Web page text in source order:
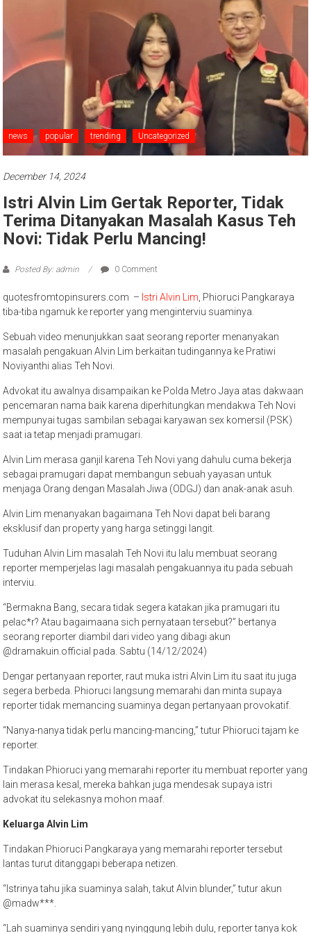
news popular trending Uncategorized
December 14, 2024
Istri Alvin Lim Gertak Reporter, Tidak
Terima Ditanyakan Masalah Kasus Teh
Novi: Tidak Perlu Mancing!
Posted By: admin 0 Comment
quotesfromtopinsurers.com – Istri Alvin Lim , Phioruci Pangkaraya
tiba-tiba ngamuk ke reporter yang menginterviu suaminya.
Sebuah video menunjukkan saat seorang reporter menanyakan
masalah pengakuan Alvin Lim berkaitan tudingannya ke Pratiwi
Noviyanthi alias Teh Novi.
Advokat itu awalnya disampaikan ke Polda Metro Jaya atas dakwaan
pencemaran nama baik karena diperhitungkan mendakwa Teh Novi
mempunyai tugas sambilan sebagai karyawan sex komersil (PSK)
saat ia tetap menjadi pramugari.
Alvin Lim merasa ganjil karena Teh Novi yang dahulu cuma bekerja
sebagai pramugari dapat membangun sebuah yayasan untuk
menjaga Orang dengan Masalah Jiwa (ODGJ) dan anak-anak asuh.
Alvin Lim menanyakan bagaimana Teh Novi dapat beli barang
eksklusif dan property yang harga setinggi langit.
Tuduhan Alvin Lim masalah Teh Novi itu lalu membuat seorang
reporter memperjelas lagi masalah pengakuannya itu pada sebuah
interviu.
“Bermakna Bang, secara tidak segera katakan jika pramugari itu
pelac*r? Atau bagaimaana sich pernyataan tersebut?” bertanya
seorang reporter diambil dari video yang dibagi akun
@dramakuin.official pada. Sabtu (14/12/2024)
Dengar pertanyaan reporter, raut muka istri Alvin Lim itu saat itu juga
segera berbeda. Phioruci langsung memarahi dan minta supaya
reporter tidak memancing suaminya degan pertanyaan provokatif.
“Nanya-nanya tidak perlu mancing-mancing,” tutur Phioruci tajam ke
reporter.
Tindakan Phioruci yang memarahi reporter itu membuat reporter yang
lain merasa kesal, mereka bahkan juga mendesak supaya istri
advokat itu selekasnya mohon maaf.
Keluarga Alvin Lim
Tindakan Phioruci Pangkaraya yang memarahi reporter tersebut
lantas turut ditanggapi beberapa netizen.
“Istrinya tahu jika suaminya salah, takut Alvin blunder,” tutur akun
@madw***.
“Lah suaminya sendiri yang nyinggung lebih dulu, reporter tanya kok